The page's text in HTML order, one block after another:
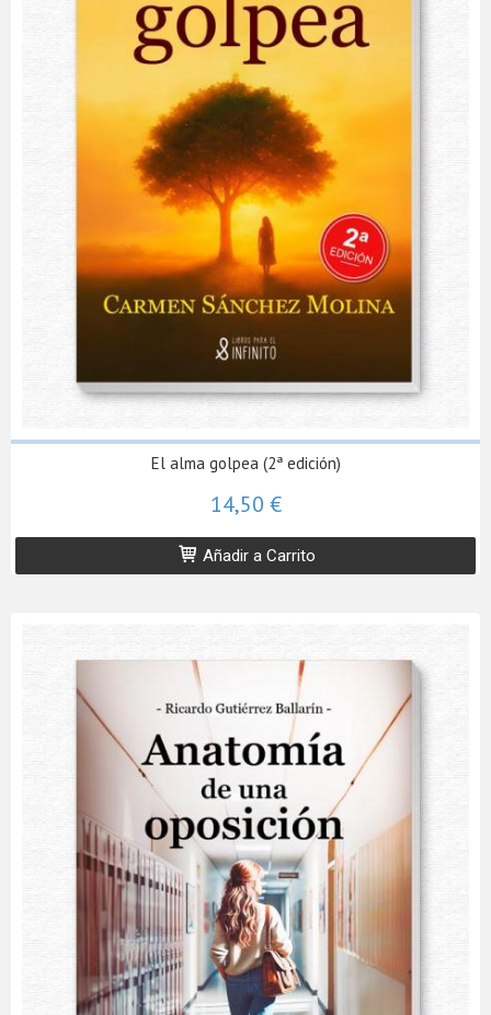
El alma golpea (2ª edición)
14,50 €
Añadir a Carrito